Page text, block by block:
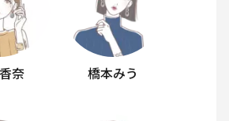
奈 橋本みう